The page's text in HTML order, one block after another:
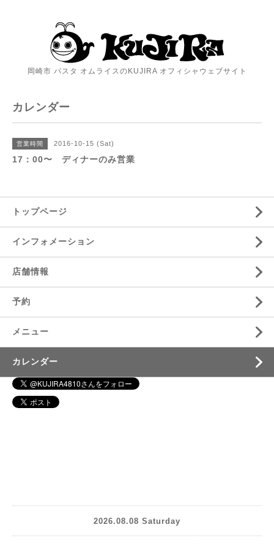
岡崎市 パスタ オムライスのKUJIRA オフィシャウェブサイト
カレンダー
営業時間 2016-10-15 (Sat)
17：00〜 ディナーのみ営業
トップページ
インフォメーション
店舗情報
予約
メニュー
カレンダー
2026.08.08 Saturday